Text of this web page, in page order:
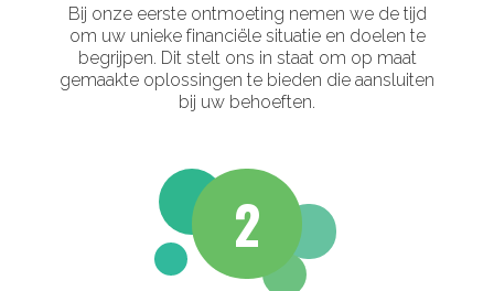
Bij onze eerste ontmoeting nemen we de tijd
om uw unieke financiële situatie en doelen te
begrijpen. Dit stelt ons in staat om op maat
gemaakte oplossingen te bieden die aansluiten
bij uw behoeften.
2